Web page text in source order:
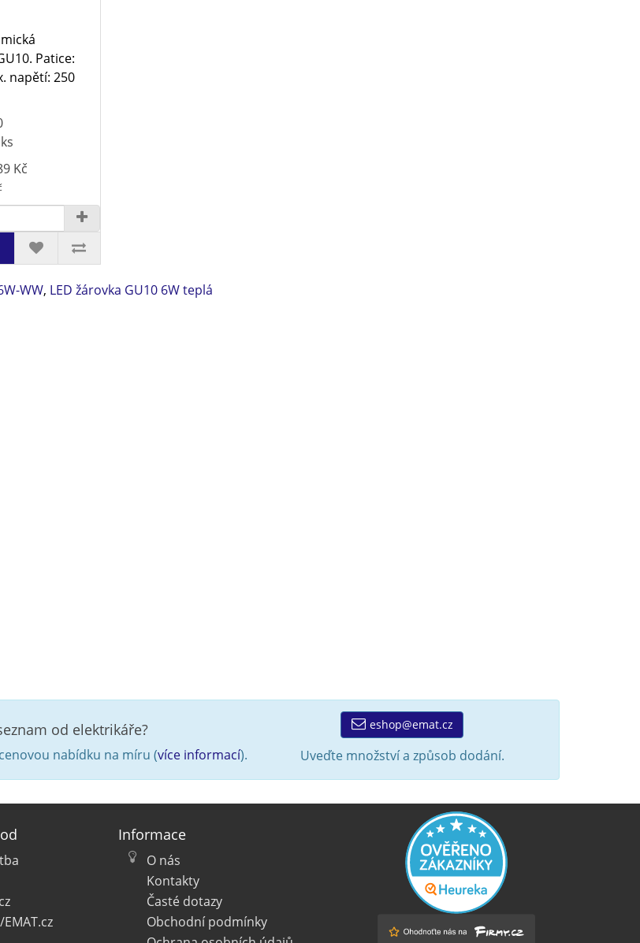
Patice:
napětí: 250
Kč
WW, LED žárovka GU10 6W teplá
od elektrikáře?
nabídku na míru (více informací).
eshop@emat.cz
Uveďte množství a způsob dodání.
Informace
O nás
Kontakty
Časté dotazy
Obchodní podmínky